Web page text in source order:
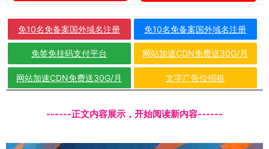
免10名免备案国外域名注册 免10名免备案国外域名注册
免签免挂码支付平台 网站加速CDN免费送30G/月
网站加速CDN免费送30G/月 文字广告位招租
------正文内容展示，开始阅读新内容------